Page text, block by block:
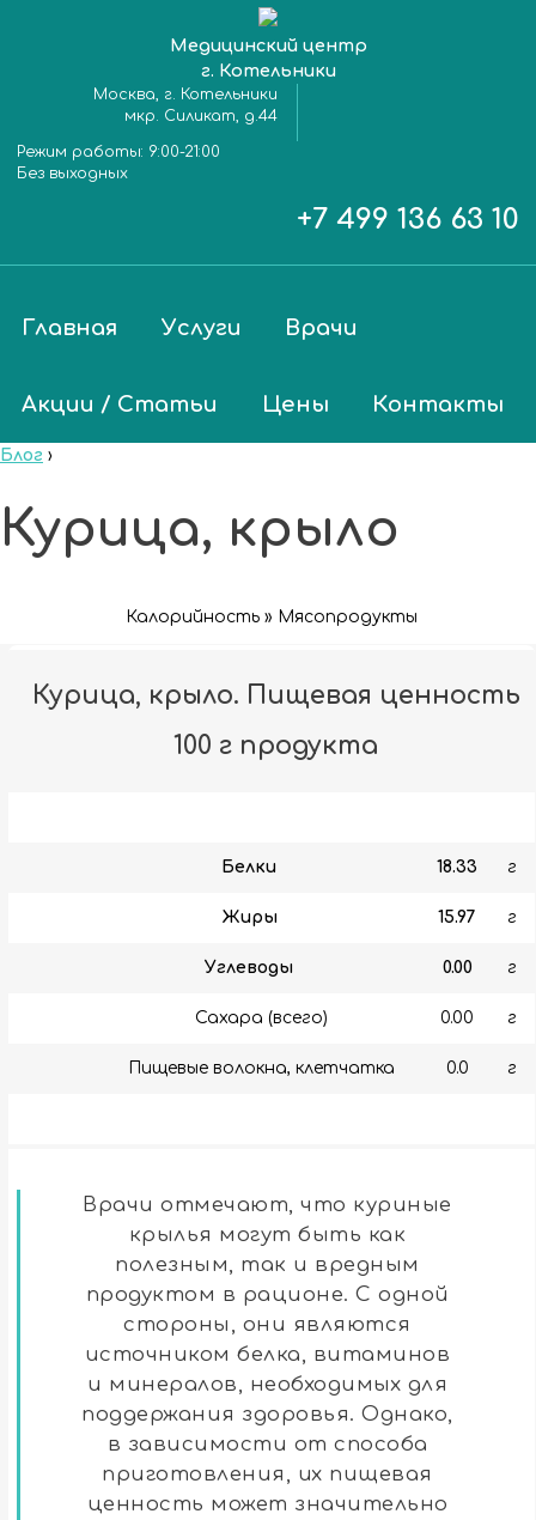
Медицинский центр
г. Котельники
Москва, г. Котельники
мкр. Силикат, д.44
Режим работы: 9:00-21:00
Без выходных
+7 499 136 63 10
Главная Услуги Врачи
Акции / Статьи Цены Контакты
Блог ›
Курица, крыло
Калорийность » Мясопродукты
Курица, крыло. Пищевая ценность
100 г продукта
Белки 18.33 г
Жиры 15.97 г
Углеводы 0.00 г
Сахара (всего) 0.00 г
Пищевые волокна, клетчатка 0.0 г
Врачи отмечают, что куриные
крылья могут быть как
полезным, так и вредным
продуктом в рационе. С одной
стороны, они являются
источником белка, витаминов
и минералов, необходимых для
поддержания здоровья. Однако,
в зависимости от способа
приготовления, их пищевая
ценность может значительно